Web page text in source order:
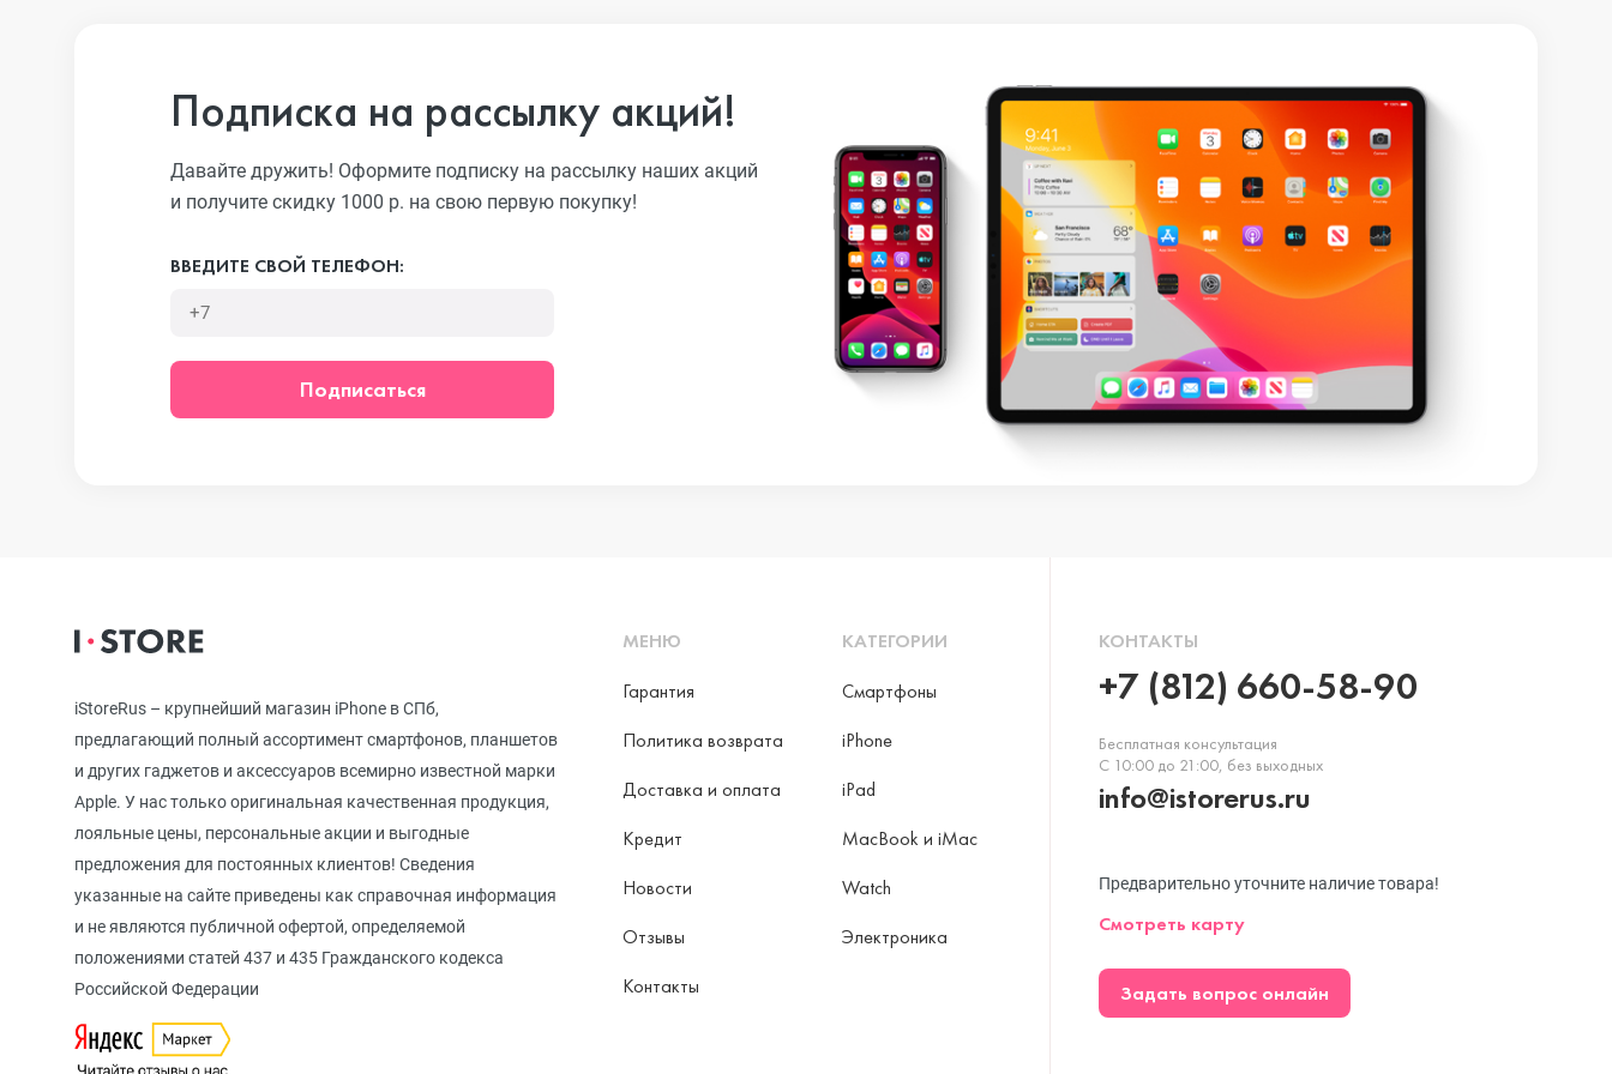
iPhone 11 Pro Max
iPhone 11 Pro
iPhone 11
Подписка на рассылку акций!
Давайте дружить! Оформите подписку на рассылку наших акций
и получите скидку 1000 р. на свою первую покупку!
ВВЕДИТЕ СВОЙ ТЕЛЕФОН:
Подписаться
iStoreRus – крупнейший магазин iPhone в СПб,
предлагающий полный ассортимент смартфонов, планшетов
и других гаджетов и аксессуаров всемирно известной марки
Apple. У нас только оригинальная качественная продукция,
лояльные цены, персональные акции и выгодные
предложения для постоянных клиентов! Сведения
указанные на сайте приведены как справочная информация
и не являются публичной офертой, определяемой
положениями статей 437 и 435 Гражданского кодекса
Российской Федерации
МЕНЮ
Гарантия
Политика возврата
Доставка и оплата
Кредит
Новости
Отзывы
Контакты
КАТЕГОРИИ
Смартфоны
iPhone
iPad
MacBook и iMac
Watch
Электроника
КОНТАКТЫ
+7 (812) 660-58-90
Бесплатная консультация
С 10:00 до 21:00, без выходных
info@istorerus.ru
Предварительно уточните наличие товара!
Смотреть карту
Задать вопрос онлайн